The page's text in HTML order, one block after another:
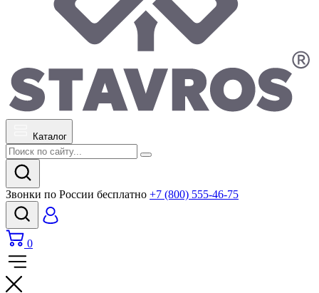
Каталог
Звонки по России бесплатно +7 (800) 555-46-75
0